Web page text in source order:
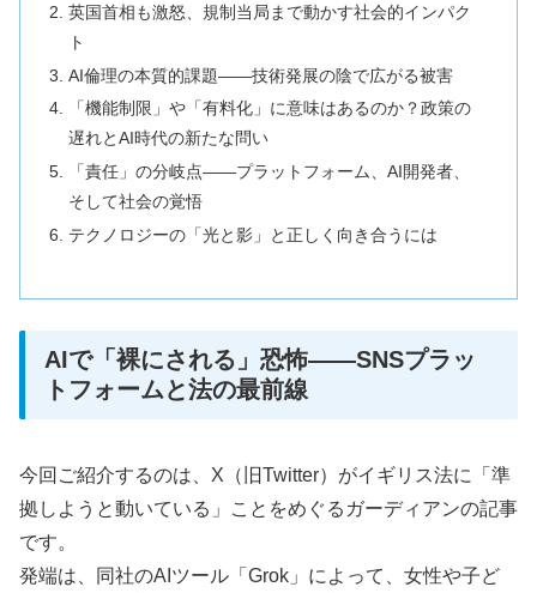
英国首相も激怒、規制当局まで動かす社会的インパク
ト
AI倫理の本質的課題——技術発展の陰で広がる被害
「機能制限」や「有料化」に意味はあるのか？政策の
遅れとAI時代の新たな問い
「責任」の分岐点——プラットフォーム、AI開発者、
そして社会の覚悟
テクノロジーの「光と影」と正しく向き合うには
AIで「裸にされる」恐怖——SNSプラッ
トフォームと法の最前線
今回ご紹介するのは、X（旧Twitter）がイギリス法に「準
拠しようと動いている」ことをめぐるガーディアンの記事
です。
発端は、同社のAIツール「Grok」によって、女性や子ど